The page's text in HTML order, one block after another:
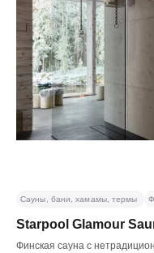
Starpool Glamour
Финская сауна с
Сауны, бани, хамамы, термы